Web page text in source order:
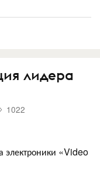
лидера
1022
электроники «Video